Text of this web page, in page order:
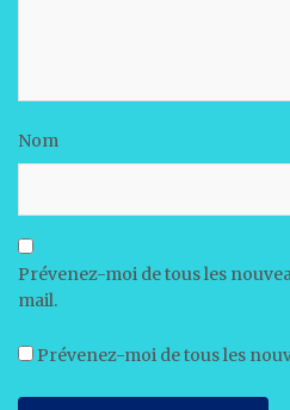
Nom
Prévenez-moi de tous les
mail.
Prévenez-moi de tous les